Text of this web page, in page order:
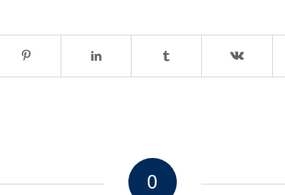
0